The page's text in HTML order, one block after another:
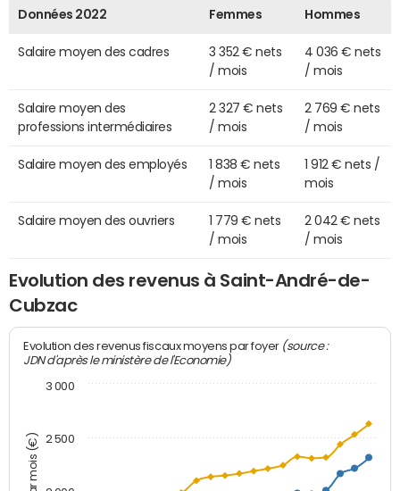
Données 2022 Femmes Hommes
Salaire moyen des cadres
3 352 € nets
/ mois
4 036 € nets
/ mois
Salaire moyen des
professions intermédiaires
2 327 € nets
/ mois
2 769 € nets
/ mois
Salaire moyen des employés
1 838 € nets
/ mois
1 912 € nets /
mois
Salaire moyen des ouvriers
1 779 € nets
/ mois
2 042 € nets
/ mois
Evolution des revenus à Saint-André-de-
Cubzac
Evolution des revenus fiscaux moyens par foyer (source :
JDN d'après le ministère de l'Economie)
2 500
3 000